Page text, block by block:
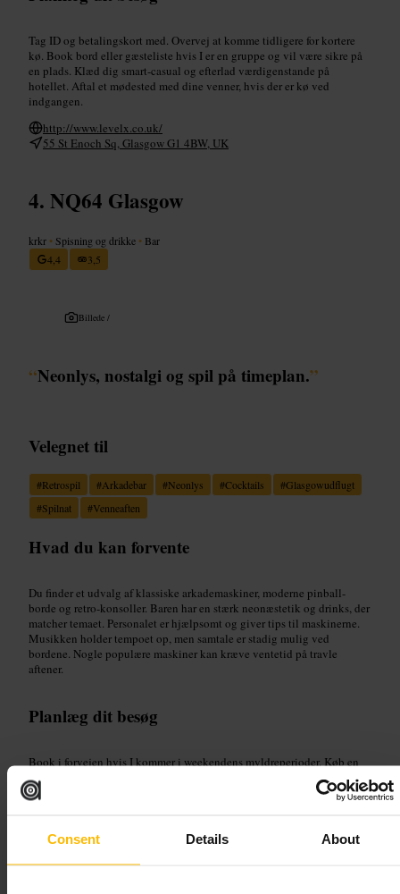
Consent Details About
Tag ID og betalingskort med. Overvej at komme tidligere for kortere
kø. Book bord eller gæsteliste hvis I er en gruppe og vil være sikre på
en plads. Klæd dig smart-casual og efterlad værdigenstande på
hotellet. Aftal et mødested med dine venner, hvis der er kø ved
indgangen.
http://www.levelx.co.uk/
55 St Enoch Sq, Glasgow G1 4BW, UK
NQ64 Glasgow
krkr • Spisning og drikke • Bar
4,4
3,5
Billede /
“Neonlys, nostalgi og spil på timeplan.”
Velegnet til
#Retrospil #Arkadebar #Neonlys #Cocktails #Glasgowudflugt
#Spilnat #Venneaften
Hvad du kan forvente
Du finder et udvalg af klassiske arkademaskiner, moderne pinball-
borde og retro-konsoller. Baren har en stærk neonæstetik og drinks, der
matcher temaet. Personalet er hjælpsomt og giver tips til maskinerne.
Musikken holder tempoet op, men samtale er stadig mulig ved
bordene. Nogle populære maskiner kan kræve ventetid på travle
aftener.
Planlæg dit besøg
Book i forvejen hvis I kommer i weekendens myldreperioder. Køb en
spilpakke eller tokens i baren, så I hurtigt kommer i gang. Del spilletid
i gruppen og skift på de populære maskiner. Prøv en signaturcocktail
mellem spilrene, personalet anbefaler gerne. Kom i god tid ved større
http://www.nq64.co.uk/glasgow?utm_source=google&utm_mediu
m=Yext&utm_campaign=1806664312036400830